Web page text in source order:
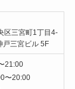
区三宮町1丁目4-
戸三宮ビル 5F
21:00
〜20:00